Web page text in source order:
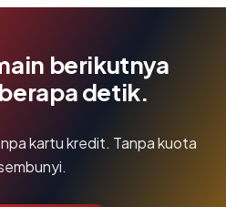
berikutnya
detik.
kartu kredit. Tanpa kuota